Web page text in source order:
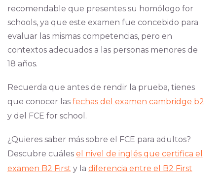
recomendable que presentes su homólogo for
schools, ya que este examen fue concebido para
evaluar las mismas competencias, pero en
contextos adecuados a las personas menores de
18 años.
Recuerda que antes de rendir la prueba, tienes
que conocer las fechas del examen cambridge b2
y del FCE for school.
¿Quieres saber más sobre el FCE para adultos?
Descubre cuáles el nivel de inglés que certifica el
examen B2 First y la diferencia entre el B2 First